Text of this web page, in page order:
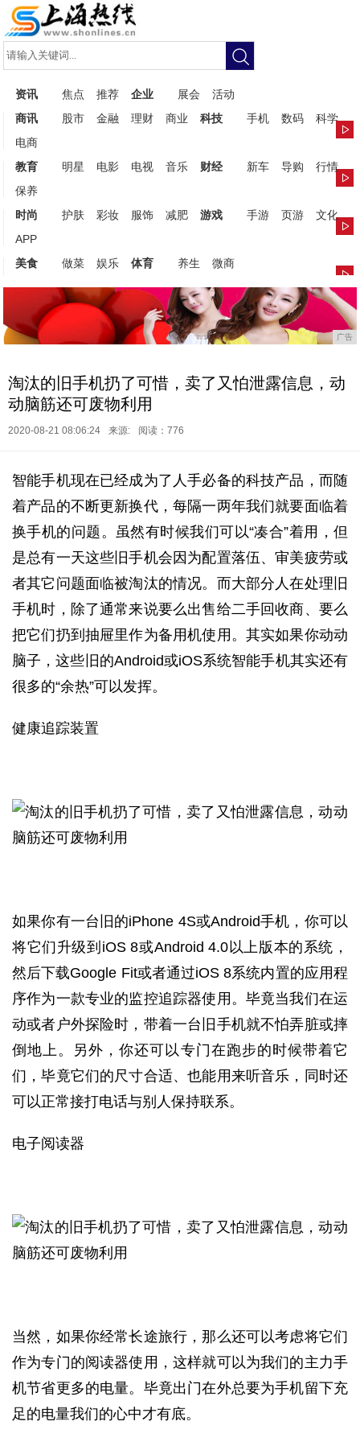
资讯 焦点 推荐 企业 展会
活动
商讯
股市 金融 理财 商业 科技 手机 数码
科学
电商
教育
明星 电影 电视 音乐 财经 新车 导购
行情
保养
时尚
护肤 彩妆 服饰 减肥 游戏 手游 页游
文化
APP
美食
做菜 娱乐 体育 养生 微商
广告
淘汰的旧手机扔了可惜，卖了又怕泄露信息，动
动脑筋还可废物利用
2020-08-21 08:06:24 来源: 阅读：776
智能手机现在已经成为了人手必备的科技产品，而随
着产品的不断更新换代，每隔一两年我们就要面临着
换手机的问题。虽然有时候我们可以“凑合”着用，但
是总有一天这些旧手机会因为配置落伍、审美疲劳或
者其它问题面临被淘汰的情况。而大部分人在处理旧
手机时，除了通常来说要么出售给二手回收商、要么
把它们扔到抽屉里作为备用机使用。其实如果你动动
脑子，这些旧的Android或iOS系统智能手机其实还有
很多的“余热”可以发挥。
健康追踪装置
如果你有一台旧的iPhone 4S或Android手机，你可以
将它们升级到iOS 8或Android 4.0以上版本的系统，
然后下载Google Fit或者通过iOS 8系统内置的应用程
序作为一款专业的监控追踪器使用。毕竟当我们在运
动或者户外探险时，带着一台旧手机就不怕弄脏或摔
倒地上。另外，你还可以专门在跑步的时候带着它
们，毕竟它们的尺寸合适、也能用来听音乐，同时还
可以正常接打电话与别人保持联系。
电子阅读器
当然，如果你经常长途旅行，那么还可以考虑将它们
作为专门的阅读器使用，这样就可以为我们的主力手
机节省更多的电量。毕竟出门在外总要为手机留下充
足的电量我们的心中才有底。